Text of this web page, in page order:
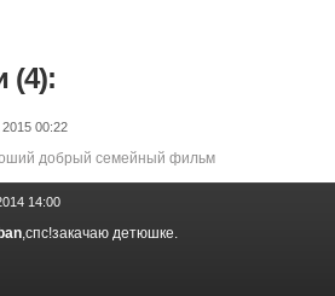
(4):
00:22
добрый семейный фильм
14:00
,спс!закачаю детюшке.